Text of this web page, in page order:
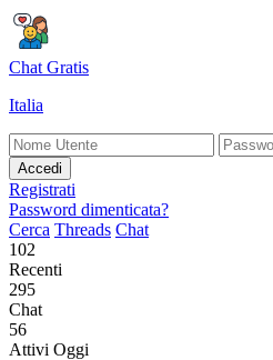
Chat Gratis
Italia
Accedi
Registrati
Password dimenticata?
Cerca Threads Chat
102
Recenti
295
Chat
56
Attivi Oggi